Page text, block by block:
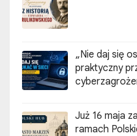
„Nie daj się
praktyczny
Już 16 maja
ramach